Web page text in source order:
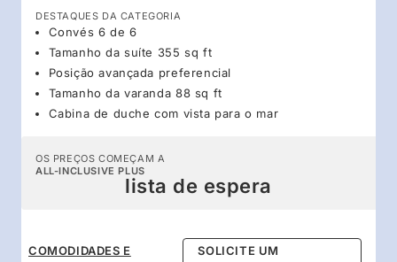
DESTAQUES DA CATEGORIA
Convés 6 de 6
Tamanho da suíte 355 sq ft
Posição avançada preferencial
Tamanho da varanda 88 sq ft
Cabina de duche com vista para o mar
OS PREÇOS COMEÇAM A
ALL-INCLUSIVE PLUS
lista de espera
COMODIDADES E
SOLICITE UM